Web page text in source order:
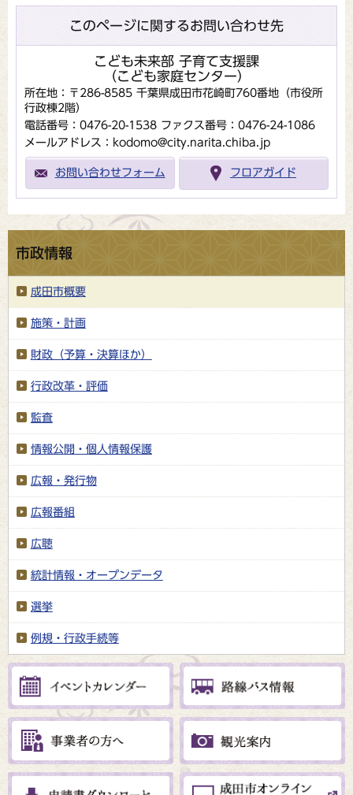
このページに関するお問い合わせ先
こども未来部 子育て支援課
（こども家庭センター）
所在地：〒286-8585 千葉県成田市花崎町760番地（市役所
行政棟2階）
電話番号：0476-20-1538 ファクス番号：0476-24-1086
メールアドレス：kodomo@city.narita.chiba.jp
お問い合わせフォーム フロアガイド
市政情報
成田市概要
施策・計画
財政（予算・決算ほか）
行政改革・評価
監査
情報公開・個人情報保護
広報・発行物
広報番組
広聴
統計情報・オープンデータ
選挙
例規・行政手続等